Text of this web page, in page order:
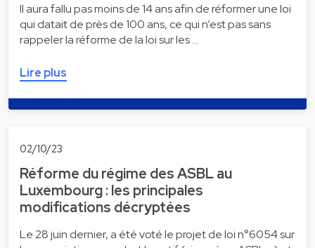
Il aura fallu pas moins de 14 ans afin de réformer une loi
qui datait de près de 100 ans, ce qui n’est pas sans
rappeler la réforme de la loi sur les …
Lire plus
02/10/23
Réforme du régime des ASBL au
Luxembourg : les principales
modifications décryptées
Le 28 juin dernier, a été voté le projet de loi n°6054 sur